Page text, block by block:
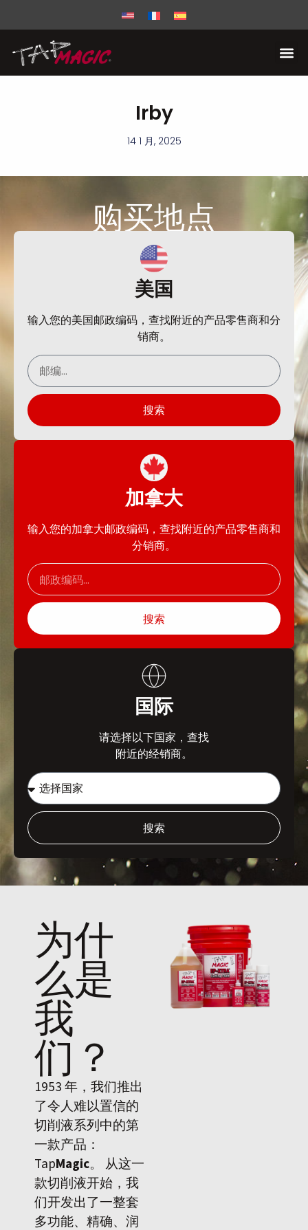
Irby
14 1 月, 2025
购买地点
美国
输入您的美国邮政编码，查找附近的产品零售商和分
销商。
搜索
加拿大
输入您的加拿大邮政编码，查找附近的产品零售商和
分销商。
搜索
国际
请选择以下国家，查找
附近的经销商。
搜索
为什
么是
我
们 ？
1953 年，我们推出
了令人难以置信的
切削液系列中的第
一款产品：
TapMagic。 从这一
款切削液开始，我
们开发出了一整套
多功能、精确、润